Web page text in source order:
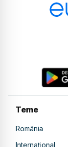
Teme
România
Internațional